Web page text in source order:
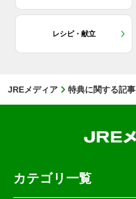
レシピ・献立
JREメディア 特典に関する記事
カテゴリ一覧